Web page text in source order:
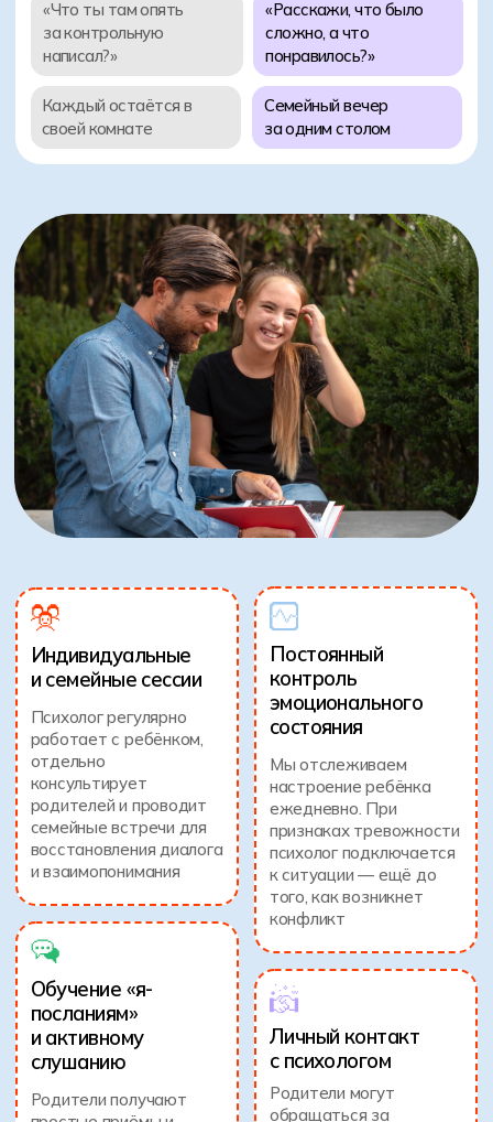
Постоянный
контроль
эмоционального
состояния
Мы отслеживаем
настроение ребёнка
ежедневно. При
признаках тревожности
психолог подключается
к ситуации — ещё до
того, как возникнет
конфликт
и активному
слушанию
Родители получают
простые приёмы и
рекомендации — как
говорить так, чтобы
подросток слышал, и
как слушать, чтобы он
хотел делиться
Индивидуальные
и семейные сессии
Психолог регулярно
работает с ребёнком,
отдельно
консультирует
родителей и проводит
семейные встречи для
восстановления диалога
и взаимопонимания
Личный контакт
с психологом
Родители могут
обращаться за
индивидуальной
поддержкой — без
ожидания, в удобное
время и без осуждения
Поддержка ментора и психолога на каждом
шаге — чтобы подготовка шла плавно, без
паники и бессонных ночей
Готовим к жизни,
а не к экзамену
Менторы и психологи
школы Хексли